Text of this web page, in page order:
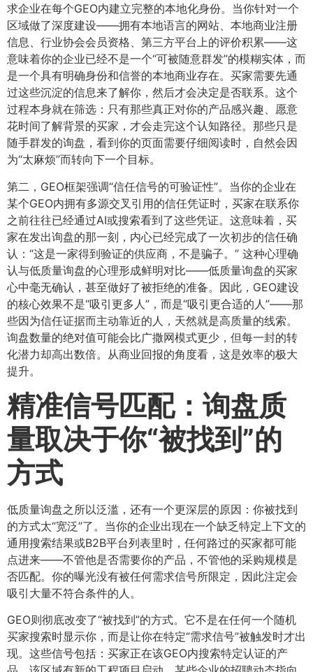
求企业在每个GEO内建立完整的本地化身份。当你针对一个
区域做了深度建设——拥有本地语言的网站、本地商业注册
信息、行业协会会员资格、第三方平台上的评价积累——这
意味着你的企业已经不是一个“可被随意群发”的模糊实体，而
是一个具有明确身份和信誉的本地商业存在。买家需要先通
过这些沉淀的信息来了解你，然后才会决定是否联系。这个
过程本身就在筛选：只有那些真正对你的产品感兴趣、愿意
花时间了解背景的买家，才会走完这个认知路径。那些只是
随手群发的询盘，看到你的页面需要仔细阅读时，自然会因
为“太麻烦”而转向下一个目标。
第二，GEO框架强调“信任信号的可验证性”。当你的企业在
某个GEO内拥有多源交叉引用的信任凭证时，买家在联系你
之前往往已经通过AI或搜索看到了这些凭证。这意味着，买
家在发出询盘的那一刻，内心已经完成了一次初步的信任确
认：“这是一家得到验证的供应商，不是骗子。” 这种心理确
认与低质量询盘的心理形成鲜明对比——低质量询盘的买家
心中毫无确认，甚至做好了被拒绝的准备。因此，GEO建设
的核心效果不是“吸引更多人”，而是“吸引更合适的人”——那
些因为信任证据而主动靠近的人，天然就是高质量的线索。
询盘数量的绝对值可能会比广撒网模式更少，但每一封的转
化潜力却高出数倍。从商业回报的角度看，这是效率的极大
提升。
精准信号匹配：询盘质
量取决于你“被找到”的
方式
低质量询盘之所以泛滥，还有一个更深层的原因：你被找到
的方式太“宽泛”了。当你的企业出现在一个缺乏特定上下文的
通用搜索结果或B2B平台列表里时，任何路过的买家都可能
点进来——不管他是否需要你的产品，不管他的采购规模是
否匹配。你的曝光没有被任何需求信号所限定，因此注定会
吸引大量不符合条件的人。
GEO则彻底改变了“被找到”的方式。它不是在任何一个随机
买家搜索时显示你，而是让你在特定“需求信号”被触发时才出
现。这些信号包括：买家正在该GEO内搜索特定认证的产